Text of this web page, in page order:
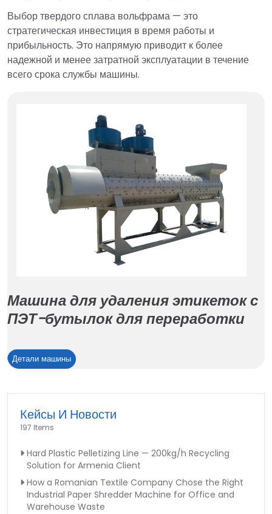
Выбор твердого сплава вольфрама — это
стратегическая инвестиция в время работы и
прибыльность. Это напрямую приводит к более
надежной и менее затратной эксплуатации в течение
всего срока службы машины.
Машина для удаления этикеток с
ПЭТ-бутылок для переработки
Детали машиныМашина
с
для
Кейсы И Новости
197 Items
Hard Plastic Pelletizing Line — 200kg/h Recycling
Solution for Armenia Client
How a Romanian Textile Company Chose the Right
Industrial Paper Shredder Machine for Office and
Warehouse Waste